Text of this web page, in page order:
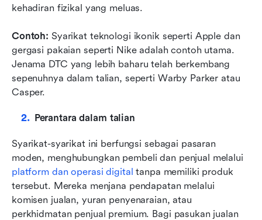
kehadiran fizikal yang meluas.
Contoh: Syarikat teknologi ikonik seperti Apple dan
gergasi pakaian seperti Nike adalah contoh utama.
Jenama DTC yang lebih baharu telah berkembang
sepenuhnya dalam talian, seperti Warby Parker atau
Casper.
Perantara dalam talian
Syarikat-syarikat ini berfungsi sebagai pasaran
platform dan operasi digital tanpa memiliki produk
tersebut. Mereka menjana pendapatan melalui
komisen jualan, yuran penyenaraian, atau
perkhidmatan penjual premium. Bagi pasukan jualan